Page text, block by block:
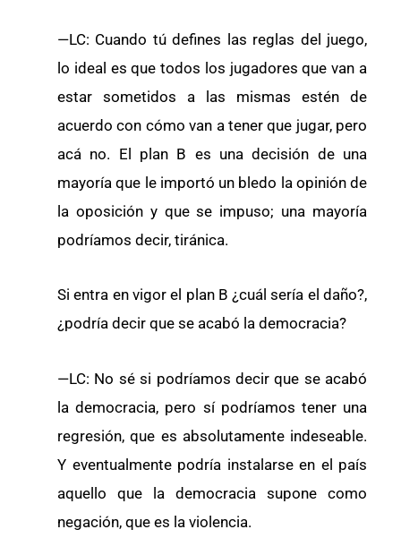
—LC: Cuando tú defines las reglas del juego,
lo ideal es que todos los jugadores que van a
estar sometidos a las mismas estén de
acuerdo con cómo van a tener que jugar, pero
acá no. El plan B es una decisión de una
mayoría que le importó un bledo la opinión de
la oposición y que se impuso; una mayoría
podríamos decir, tiránica.
Si entra en vigor el plan B ¿cuál sería el daño?,
¿podría decir que se acabó la democracia?
—LC: No sé si podríamos decir que se acabó
la democracia, pero sí podríamos tener una
regresión, que es absolutamente indeseable.
Y eventualmente podría instalarse en el país
aquello que la democracia supone como
negación, que es la violencia.